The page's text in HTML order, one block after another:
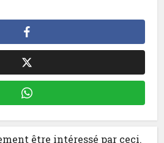
être intéressé par ceci.